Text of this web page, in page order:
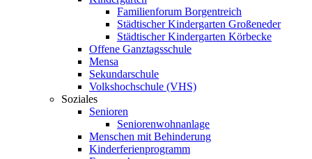
Familienforum Borgentreich
Städtischer Kindergarten Großeneder
Städtischer Kindergarten Körbecke
Offene Ganztagsschule
Mensa
Sekundarschule
Volkshochschule (VHS)
Soziales
Senioren
Seniorenwohnanlage
Menschen mit Behinderung
Kinderferienprogramm